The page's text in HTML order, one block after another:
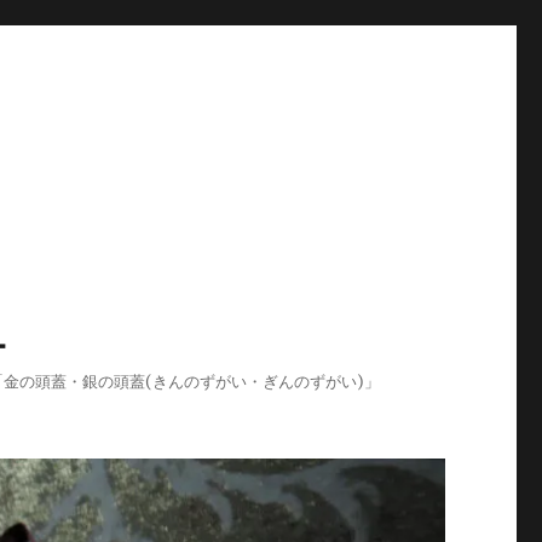
の頭蓋・銀の頭蓋(きんのずがい・ぎんのずがい)」